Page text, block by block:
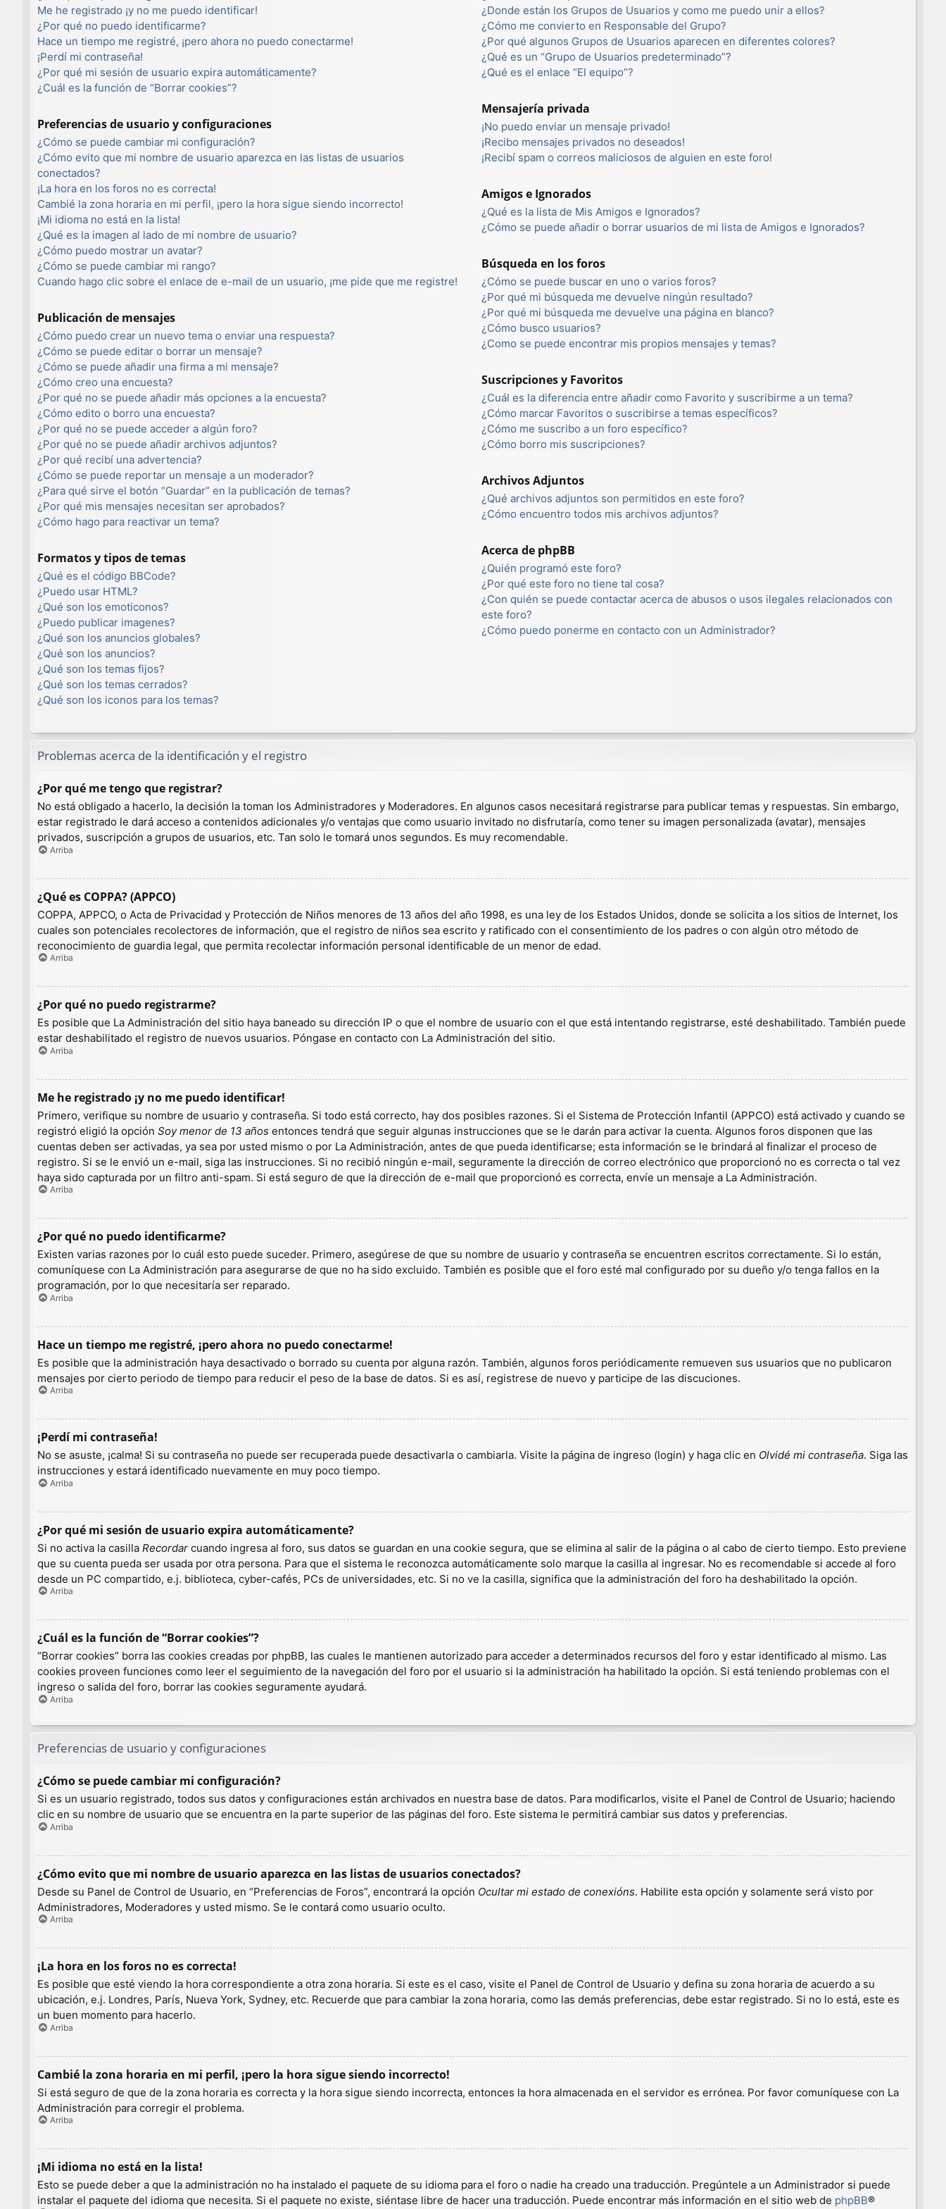
Me he registrado ¡y no me puedo identificar!
¿Por qué no puedo identificarme?
Hace un tiempo me registré, ¡pero ahora no puedo conectarme!
¡Perdí mi contraseña!
¿Por qué mi sesión de usuario expira automáticamente?
¿Cuál es la función de “Borrar cookies”?
Preferencias de usuario y configuraciones
¿Cómo se puede cambiar mi configuración?
¿Cómo evito que mi nombre de usuario aparezca en las listas de usuarios
conectados?
¡La hora en los foros no es correcta!
Cambié la zona horaria en mi perfil, ¡pero la hora sigue siendo incorrecto!
¡Mi idioma no está en la lista!
¿Qué es la imagen al lado de mi nombre de usuario?
¿Cómo puedo mostrar un avatar?
¿Cómo se puede cambiar mi rango?
Cuando hago clic sobre el enlace de e-mail de un usuario, ¡me pide que me registre!
Publicación de mensajes
¿Cómo puedo crear un nuevo tema o enviar una respuesta?
¿Cómo se puede editar o borrar un mensaje?
¿Cómo se puede añadir una firma a mi mensaje?
¿Cómo creo una encuesta?
¿Por qué no se puede añadir más opciones a la encuesta?
¿Cómo edito o borro una encuesta?
¿Por qué no se puede acceder a algún foro?
¿Por qué no se puede añadir archivos adjuntos?
¿Por qué recibí una advertencia?
¿Cómo se puede reportar un mensaje a un moderador?
¿Para qué sirve el botón “Guardar” en la publicación de temas?
¿Por qué mis mensajes necesitan ser aprobados?
¿Cómo hago para reactivar un tema?
Formatos y tipos de temas
¿Qué es el código BBCode?
¿Puedo usar HTML?
¿Qué son los emoticonos?
¿Puedo publicar imagenes?
¿Qué son los anuncios globales?
¿Qué son los anuncios?
¿Qué son los temas fijos?
¿Qué son los temas cerrados?
¿Qué son los iconos para los temas?
¿Donde están los Grupos de Usuarios y como me puedo unir a ellos?
¿Cómo me convierto en Responsable del Grupo?
¿Por qué algunos Grupos de Usuarios aparecen en diferentes colores?
¿Qué es un “Grupo de Usuarios predeterminado”?
¿Qué es el enlace “El equipo”?
Mensajería privada
¡No puedo enviar un mensaje privado!
¡Recibo mensajes privados no deseados!
¡Recibí spam o correos maliciosos de alguien en este foro!
Amigos e Ignorados
¿Qué es la lista de Mis Amigos e Ignorados?
¿Cómo se puede añadir o borrar usuarios de mi lista de Amigos e Ignorados?
Búsqueda en los foros
¿Cómo se puede buscar en uno o varios foros?
¿Por qué mi búsqueda me devuelve ningún resultado?
¿Por qué mi búsqueda me devuelve una página en blanco?
¿Cómo busco usuarios?
¿Como se puede encontrar mis propios mensajes y temas?
Suscripciones y Favoritos
¿Cuál es la diferencia entre añadir como Favorito y suscribirme a un tema?
¿Cómo marcar Favoritos o suscribirse a temas específicos?
¿Cómo me suscribo a un foro específico?
¿Cómo borro mis suscripciones?
Archivos Adjuntos
¿Qué archivos adjuntos son permitidos en este foro?
¿Cómo encuentro todos mis archivos adjuntos?
Acerca de phpBB
¿Quién programó este foro?
¿Por qué este foro no tiene tal cosa?
¿Con quién se puede contactar acerca de abusos o usos ilegales relacionados con
este foro?
¿Cómo puedo ponerme en contacto con un Administrador?
Problemas acerca de la identificación y el registro
¿Por qué me tengo que registrar?
No está obligado a hacerlo, la decisión la toman los Administradores y Moderadores. En algunos casos necesitará registrarse para publicar temas y respuestas. Sin embargo,
estar registrado le dará acceso a contenidos adicionales y/o ventajas que como usuario invitado no disfrutaría, como tener su imagen personalizada (avatar), mensajes
privados, suscripción a grupos de usuarios, etc. Tan solo le tomará unos segundos. Es muy recomendable.
Arriba
¿Qué es COPPA? (APPCO)
COPPA, APPCO, o Acta de Privacidad y Protección de Niños menores de 13 años del año 1998, es una ley de los Estados Unidos, donde se solicita a los sitios de Internet, los
cuales son potenciales recolectores de información, que el registro de niños sea escrito y ratificado con el consentimiento de los padres o con algún otro método de
reconocimiento de guardia legal, que permita recolectar información personal identificable de un menor de edad.
Arriba
¿Por qué no puedo registrarme?
Es posible que La Administración del sitio haya baneado su dirección IP o que el nombre de usuario con el que está intentando registrarse, esté deshabilitado. También puede
estar deshabilitado el registro de nuevos usuarios. Póngase en contacto con La Administración del sitio.
Arriba
Me he registrado ¡y no me puedo identificar!
Primero, verifique su nombre de usuario y contraseña. Si todo está correcto, hay dos posibles razones. Si el Sistema de Protección Infantil (APPCO) está activado y cuando se
registró eligió la opción Soy menor de 13 años entonces tendrá que seguir algunas instrucciones que se le darán para activar la cuenta. Algunos foros disponen que las
cuentas deben ser activadas, ya sea por usted mismo o por La Administración, antes de que pueda identificarse; esta información se le brindará al finalizar el proceso de
registro. Si se le envió un e-mail, siga las instrucciones. Si no recibió ningún e-mail, seguramente la dirección de correo electrónico que proporcionó no es correcta o tal vez
haya sido capturada por un filtro anti-spam. Si está seguro de que la dirección de e-mail que proporcionó es correcta, envíe un mensaje a La Administración.
Arriba
¿Por qué no puedo identificarme?
Existen varias razones por lo cuál esto puede suceder. Primero, asegúrese de que su nombre de usuario y contraseña se encuentren escritos correctamente. Si lo están,
comuníquese con La Administración para asegurarse de que no ha sido excluido. También es posible que el foro esté mal configurado por su dueño y/o tenga fallos en la
programación, por lo que necesitaría ser reparado.
Arriba
Hace un tiempo me registré, ¡pero ahora no puedo conectarme!
Es posible que la administración haya desactivado o borrado su cuenta por alguna razón. También, algunos foros periódicamente remueven sus usuarios que no publicaron
mensajes por cierto periodo de tiempo para reducir el peso de la base de datos. Si es así, registrese de nuevo y participe de las discuciones.
Arriba
¡Perdí mi contraseña!
No se asuste, ¡calma! Si su contraseña no puede ser recuperada puede desactivarla o cambiarla. Visite la página de ingreso (login) y haga clic en Olvidé mi contraseña. Siga las
instrucciones y estará identificado nuevamente en muy poco tiempo.
Arriba
¿Por qué mi sesión de usuario expira automáticamente?
Si no activa la casilla Recordar cuando ingresa al foro, sus datos se guardan en una cookie segura, que se elimina al salir de la página o al cabo de cierto tiempo. Esto previene
que su cuenta pueda ser usada por otra persona. Para que el sistema le reconozca automáticamente solo marque la casilla al ingresar. No es recomendable si accede al foro
desde un PC compartido, e.j. biblioteca, cyber-cafés, PCs de universidades, etc. Si no ve la casilla, significa que la administración del foro ha deshabilitado la opción.
Arriba
¿Cuál es la función de “Borrar cookies”?
“Borrar cookies” borra las cookies creadas por phpBB, las cuales le mantienen autorizado para acceder a determinados recursos del foro y estar identificado al mismo. Las
cookies proveen funciones como leer el seguimiento de la navegación del foro por el usuario si la administración ha habilitado la opción. Si está teniendo problemas con el
ingreso o salida del foro, borrar las cookies seguramente ayudará.
Arriba
Preferencias de usuario y configuraciones
¿Cómo se puede cambiar mi configuración?
Si es un usuario registrado, todos sus datos y configuraciones están archivados en nuestra base de datos. Para modificarlos, visite el Panel de Control de Usuario; haciendo
clic en su nombre de usuario que se encuentra en la parte superior de las páginas del foro. Este sistema le permitirá cambiar sus datos y preferencias.
Arriba
¿Cómo evito que mi nombre de usuario aparezca en las listas de usuarios conectados?
Desde su Panel de Control de Usuario, en “Preferencias de Foros”, encontrará la opción Ocultar mi estado de conexións. Habilite esta opción y solamente será visto por
Administradores, Moderadores y usted mismo. Se le contará como usuario oculto.
Arriba
¡La hora en los foros no es correcta!
Es posible que esté viendo la hora correspondiente a otra zona horaria. Si este es el caso, visite el Panel de Control de Usuario y defina su zona horaria de acuerdo a su
ubicación, e.j. Londres, París, Nueva York, Sydney, etc. Recuerde que para cambiar la zona horaria, como las demás preferencias, debe estar registrado. Si no lo está, este es
un buen momento para hacerlo.
Arriba
Cambié la zona horaria en mi perfil, ¡pero la hora sigue siendo incorrecto!
Si está seguro de que de la zona horaria es correcta y la hora sigue siendo incorrecta, entonces la hora almacenada en el servidor es errónea. Por favor comuníquese con La
Administración para corregir el problema.
Arriba
¡Mi idioma no está en la lista!
Esto se puede deber a que la administración no ha instalado el paquete de su idioma para el foro o nadie ha creado una traducción. Pregúntele a un Administrador si puede
instalar el paquete del idioma que necesita. Si el paquete no existe, siéntase libre de hacer una traducción. Puede encontrar más información en el sitio web de phpBB®